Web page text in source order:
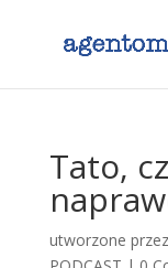
Tato,
utworzone przez